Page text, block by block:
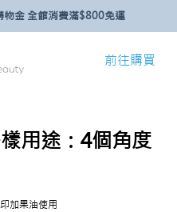
金 全館消費滿$800免運
前往購買
用途：4個角度
印加果油使用